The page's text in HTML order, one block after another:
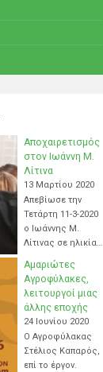
Αποχαιρετισμός
στον Ιωάννη Μ.
Λίτινα
13 Μαρτίου 2020
Απεβίωσε την
Τετάρτη 11-3-2020
ο Ιωάννης Μ.
Λίτινας σε ηλικία…
Αμαριώτες
Αγροφύλακες,
λειτουργοί μιας
άλλης εποχής
24 Ιουνίου 2020
Ο Αγροφύλακας
Στέλιος Καπαρός,
επί το έργον.